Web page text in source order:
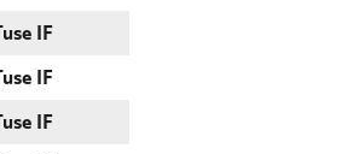
Tuse IF
Tuse IF
Tuse IF